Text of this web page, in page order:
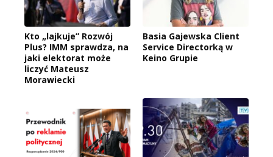
Kto „lajkuje” Rozwój
Plus? IMM sprawdza, na
jaki elektorat może
liczyć Mateusz
Morawiecki
Basia Gajewska Client
Service Directorką w
Keino Grupie